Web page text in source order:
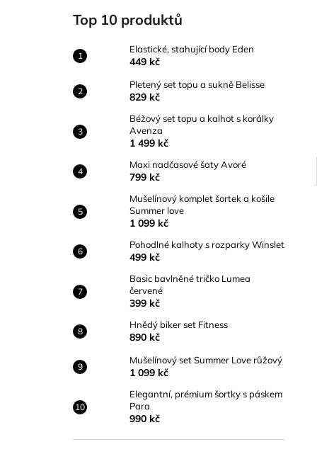
Top 10 produktů
Elastické, stahující body Eden
449 kč
Pletený set topu a sukně Belisse
829 kč
Béžový set topu a kalhot s korálky
Avenza
1 499 kč
Maxi nadčasové šaty Avoré
799 kč
Mušelínový komplet šortek a košile
Summer love
1 099 kč
Pohodlné kalhoty s rozparky Winslet
499 kč
Basic bavlněné tričko Lumea
červené
399 kč
Hnědý biker set Fitness
890 kč
Mušelínový set Summer Love růžový
1 099 kč
Elegantní, prémium šortky s páskem
Para
990 kč